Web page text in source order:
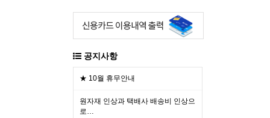
공지사항
★ 10월 휴무안내
원자재 인상과 택배사 배송비 인상으
로…